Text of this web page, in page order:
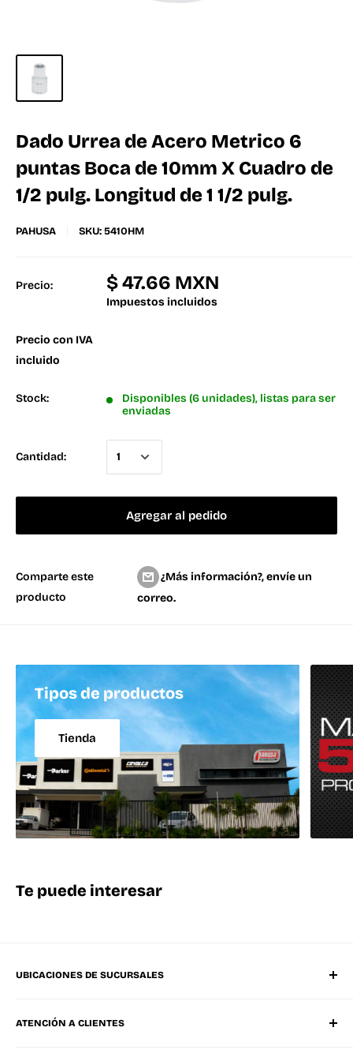
Dado Urrea de Acero Metrico 6
puntas Boca de 10mm X Cuadro de
1/2 pulg. Longitud de 1 1/2 pulg.
PAHUSA SKU:5410HM
Precio: $ 47.66 MXN
Impuestos incluidos
Precio con IVA
incluido
Stock:
Disponibles (6 unidades), listas para ser
enviadas
Cantidad:
Agregar al pedido
Comparte este
producto
¿Más información?, envíe un
correo.
Tipos de productos
Tienda
Te puede interesar
UBICACIONES DE SUCURSALES
Mérida Sucursal Oriente
ATENCIÓN A CLIENTES